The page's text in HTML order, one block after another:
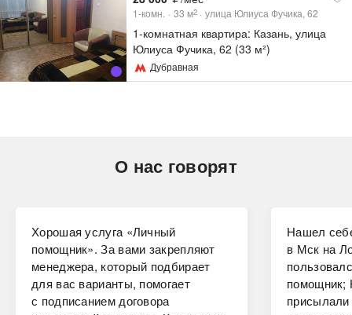
1-комн. 33 м2 улица Юлиуса Фучика, 62
1-комнатная квартира: Казань, улица
Юлиуса Фучика, 62 (33 м²)
Дубравная
О нас говорят
Хорошая услуга «Личный
помощник». За вами закрепляют
менеджера, который подбирает
для вас варианты, помогает
с подписанием договора
Нашел
в Мск на
помощник;